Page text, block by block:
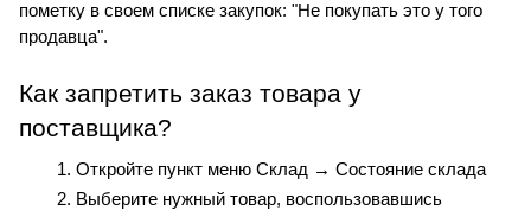
пометку в своем списке закупок: "Не покупать это у того
продавца".
Как запретить заказ товара у
поставщика?
Откройте пункт меню Склад → Состояние склада
Выберите нужный товар, воспользовавшись